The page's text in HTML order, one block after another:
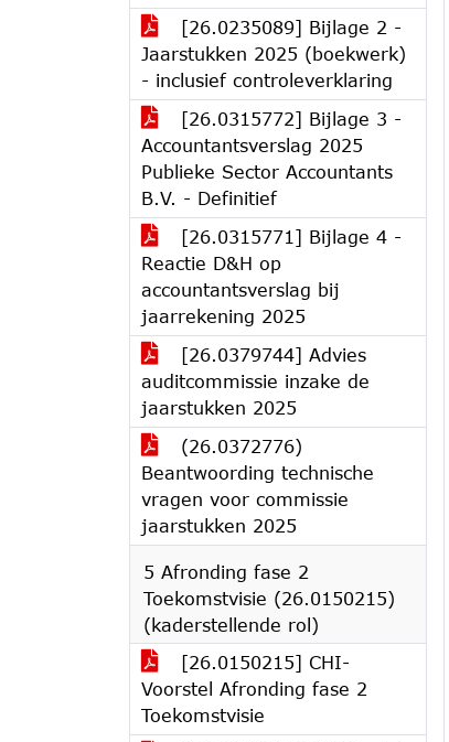
[26.0235089] Bijlage 2 -
Jaarstukken 2025 (boekwerk)
- inclusief controleverklaring
[26.0315772] Bijlage 3 -
Accountantsverslag 2025
Publieke Sector Accountants
B.V. - Definitief
[26.0315771] Bijlage 4 -
Reactie D&H op
accountantsverslag bij
jaarrekening 2025
[26.0379744] Advies
auditcommissie inzake de
jaarstukken 2025
(26.0372776)
Beantwoording technische
vragen voor commissie
jaarstukken 2025
5 Afronding fase 2
Toekomstvisie (26.0150215)
(kaderstellende rol)
[26.0150215] CHI-
Voorstel Afronding fase 2
Toekomstvisie